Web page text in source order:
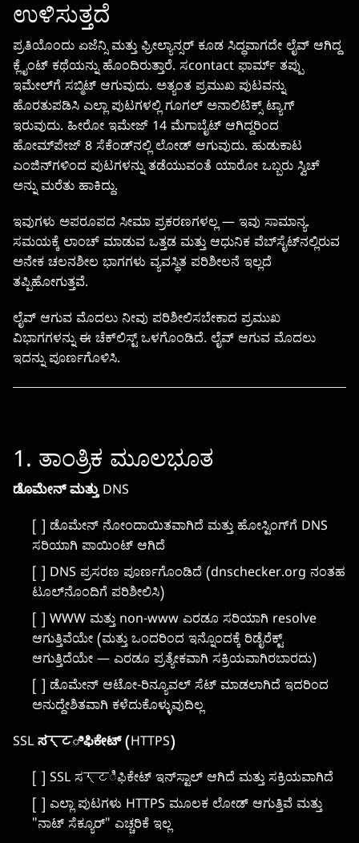
ಉಳಿಸುತ್ತದೆ
ಪ್ರತಿಯೊಂದು ಏಜೆನ್ಸಿ ಮತ್ತು ಫ್ರೀಲ್ಯಾನ್ಸರ್ ಕೂಡ ಸಿದ್ಧವಾಗದೇ ಲೈವ್ ಆಗಿದ್ದ
ಕ್ಲೈಂಟ್ ಕಥೆಯನ್ನು ಹೊಂದಿರುತ್ತಾರೆ. ಸcontact ಫಾರ್ಮ್ ತಪ್ಪು
ಇಮೇಲ್‌ಗೆ ಸಬ್ಮಿಟ್ ಆಗುವುದು. ಅತ್ಯಂತ ಪ್ರಮುಖ ಪುಟವನ್ನು
ಹೊರತುಪಡಿಸಿ ಎಲ್ಲಾ ಪುಟಗಳಲ್ಲಿ ಗೂಗಲ್ ಅನಾಲಿಟಿಕ್ಸ್ ಟ್ಯಾಗ್
ಇರುವುದು. ಹೀರೋ ಇಮೇಜ್ 14 ಮೆಗಾಬೈಟ್ ಆಗಿದ್ದರಿಂದ
ಹೋಮ್‌ಪೇಜ್ 8 ಸೆಕೆಂಡ್‌ನಲ್ಲಿ ಲೋಡ್ ಆಗುವುದು. ಹುಡುಕಾಟ
ಎಂಜಿನ್‌ಗಳಿಂದ ಪುಟಗಳನ್ನು ತಡೆಯುವಂತೆ ಯಾರೋ ಒಬ್ಬರು ಸ್ವಿಚ್
ಅನ್ನು ಮರೆತು ಹಾಕಿದ್ದು.
ಇವುಗಳು ಅಪರೂಪದ ಸೀಮಾ ಪ್ರಕರಣಗಳಲ್ಲ — ಇವು ಸಾಮಾನ್ಯ.
ಸಮಯಕ್ಕೆ ಲಾಂಚ್ ಮಾಡುವ ಒತ್ತಡ ಮತ್ತು ಆಧುನಿಕ ವೆಬ್‌ಸೈಟ್‌ನಲ್ಲಿರುವ
ಅನೇಕ ಚಲನಶೀಲ ಭಾಗಗಳು ವ್ಯವಸ್ಥಿತ ಪರಿಶೀಲನೆ ಇಲ್ಲದೆ
ತಪ್ಪಿಹೋಗುತ್ತವೆ.
ಲೈವ್ ಆಗುವ ಮೊದಲು ನೀವು ಪರಿಶೀಲಿಸಬೇಕಾದ ಪ್ರಮುಖ
ವಿಭಾಗಗಳನ್ನು ಈ ಚೆಕ್‌ಲಿಸ್ಟ್ ಒಳಗೊಂಡಿದೆ. ಲೈವ್ ಆಗುವ ಮೊದಲು
ಇದನ್ನು ಪೂರ್ಣಗೊಳಿಸಿ.
1. ತಾಂತ್ರಿಕ ಮೂಲಭೂತ
ಡೊಮೇನ್ ಮತ್ತು DNS
[ ] ಡೊಮೇನ್ ನೋಂದಾಯಿತವಾಗಿದೆ ಮತ್ತು ಹೋಸ್ಟಿಂಗ್‌ಗೆ DNS
ಸರಿಯಾಗಿ ಪಾಯಿಂಟ್ ಆಗಿದೆ
[ ] DNS ಪ್ರಸರಣ ಪೂರ್ಣಗೊಂಡಿದೆ (dnschecker.org ನಂತಹ
ಟೂಲ್‌ನೊಂದಿಗೆ ಪರಿಶೀಲಿಸಿ)
[ ] WWW ಮತ್ತು non-www ಎರಡೂ ಸರಿಯಾಗಿ resolve
ಆಗುತ್ತಿವೆಯೇ (ಮತ್ತು ಒಂದರಿಂದ ಇನ್ನೊಂದಕ್ಕೆ ರಿಡೈರೆಕ್ಟ್
ಆಗುತ್ತಿದೆಯೇ — ಎರಡೂ ಪ್ರತ್ಯೇಕವಾಗಿ ಸಕ್ರಿಯವಾಗಿರಬಾರದು)
[ ] ಡೊಮೇನ್ ಆಟೋ-ರಿನ್ಯೂವಲ್ ಸೆಟ್ ಮಾಡಲಾಗಿದೆ ಇದರಿಂದ
ಅನುದ್ದೇಶಿತವಾಗಿ ಕಳೆದುಕೊಳ್ಳುವುದಿಲ್ಲ
SSL ಸर्टಿಫಿಕೇಟ್ (HTTPS)
[ ] SSL ಸर्टಿಫಿಕೇಟ್ ಇನ್‌ಸ್ಟಾಲ್ ಆಗಿದೆ ಮತ್ತು ಸಕ್ರಿಯವಾಗಿದೆ
[ ] ಎಲ್ಲಾ ಪುಟಗಳು HTTPS ಮೂಲಕ ಲೋಡ್ ಆಗುತ್ತಿವೆ ಮತ್ತು
"ನಾಟ್ ಸೆಕ್ಯೂರ್" ಎಚ್ಚರಿಕೆ ಇಲ್ಲ